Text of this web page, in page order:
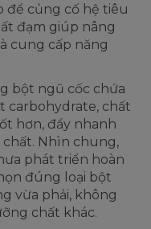
để củng cố hệ tiêu
đạm giúp nâng
cung cấp năng
bột ngũ cốc chứa
carbohydrate, chất
hơn, đẩy nhanh
Nhìn chung,
phát triển hoàn
đúng loại bột
vừa phải, không
chất khác.